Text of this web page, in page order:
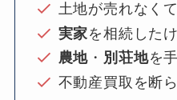
土地が売れなく
実家を相続した
農地 ・ 別荘地を
不動産買取を断